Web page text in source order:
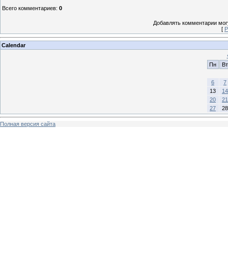
Всего комментариев: 0
Добавлять комментарии
[
Calendar
Пн
Вт
6
7
13
14
20
21
27
28
Полная версия сайта